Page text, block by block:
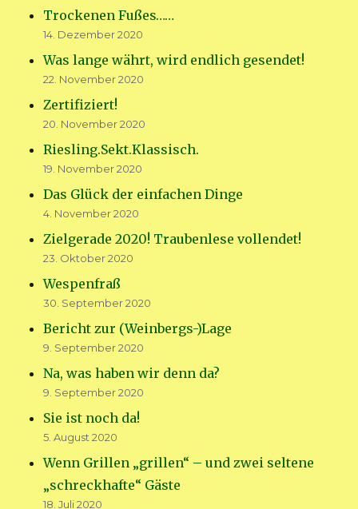
Trockenen Fußes……
14. Dezember 2020
Was lange währt, wird endlich gesendet!
22. November 2020
Zertifiziert!
20. November 2020
Riesling.Sekt.Klassisch.
19. November 2020
Das Glück der einfachen Dinge
4. November 2020
Zielgerade 2020! Traubenlese vollendet!
23. Oktober 2020
Wespenfraß
30. September 2020
Bericht zur (Weinbergs-)Lage
9. September 2020
Na, was haben wir denn da?
9. September 2020
Sie ist noch da!
5. August 2020
Wenn Grillen „grillen“ – und zwei seltene
„schreckhafte“ Gäste
18. Juli 2020